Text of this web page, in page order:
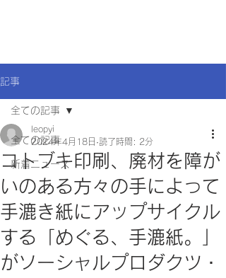
記事
全ての記事
新着ニュース
全ての記事
コトブキ印刷、廃材を障が
いのある方々の手によって
手漉き紙にアップサイクル
する「めぐる、手漉紙。」
がソーシャルプロダクツ・
leopyi
2024年4月18日 読了時間: 2分